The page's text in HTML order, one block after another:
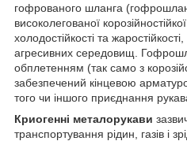
гофрованого шланга
високолегованої
холодостійкості та
агресивних середовищ.
обплетенням (так само з
забезпечений кінцевою
того чи іншого приєднання
Криогенні металорукави
транспортування рідин, газів і